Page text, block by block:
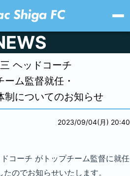
ヘッドコーチ
ーム監督就任・
制についてのお知らせ
2023/09/04(月) 20:40
コーチ がトップチーム監督に就任
のでお知らせいたします。